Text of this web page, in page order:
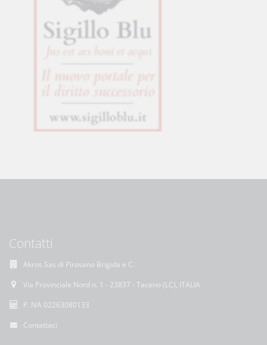
Contatti
Akros Sas di Pirovano Brigida e C.
Via Provinciale Nord n. 1 - 23837 - Taceno (LC), ITALIA
P. IVA 02263080133
Contattaci